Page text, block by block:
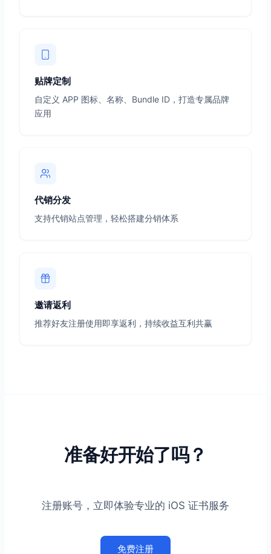
贴牌定制
自定义 APP 图标、名称、Bundle ID，打造专属品牌
应用
代销分发
支持代销站点管理，轻松搭建分销体系
邀请返利
推荐好友注册使用即享返利，持续收益互利共赢
准备好开始了吗？
注册账号，立即体验专业的 iOS 证书服务
免费注册